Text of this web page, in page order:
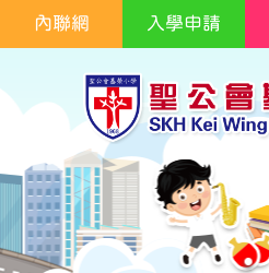
內聯網 入學申請